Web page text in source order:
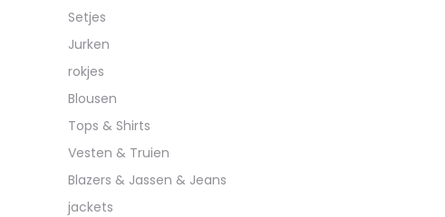
Setjes
Jurken
rokjes
Blousen
Tops & Shirts
Vesten & Truien
Blazers & Jassen & Jeans
jackets